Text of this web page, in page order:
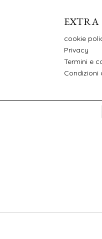
EXTRA
cookie
Privacy
Termini e
Condizioni